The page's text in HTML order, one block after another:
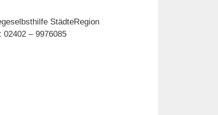
StädteRegion
– 9976085